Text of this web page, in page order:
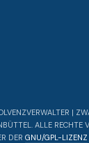
|
ALLE RECHTE
DER GNU/GPL-LIZENZ